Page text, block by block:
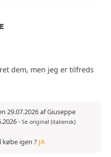
dem, men jeg er tilfreds
29.07.2026 af Giuseppe
- Se original (italiensk)
igen ? JA